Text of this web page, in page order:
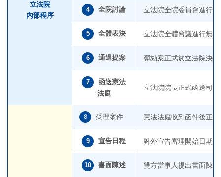
立法院
內部程序
4 全院討論 立法院全院委員會進行
5 全體表決 立法院全體會議進行無
6 通過提案 彈劾案正式於立法院決
7
函送憲法
法庭
立法院院長正式函送司
8 受理案件 憲法法庭收到函件後正
9 宣告日程 對外宣告審理開始日期
10 書面陳述 雙方當事人提出書面陳